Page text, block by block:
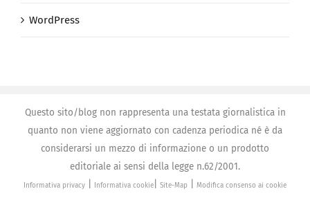
WordPress
Questo sito/blog non rappresenta una testata giornalistica in
quanto non viene aggiornato con cadenza periodica né è da
considerarsi un mezzo di informazione o un prodotto
editoriale ai sensi della legge n.62/2001.
Informativa privacy Informativa cookie Site-Map Modifica consenso ai cookie